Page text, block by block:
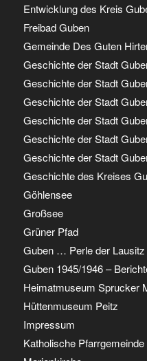
Entwicklung des Kreis
Freibad Guben
Gemeinde Des Guten
Geschichte der Stadt
Geschichte der Stadt
Geschichte der Stadt
Geschichte der Stadt
Geschichte der Stadt
Geschichte der Stadt
Geschichte des Kreises
Göhlensee
Großsee
Grüner Pfad
Guben … Perle der Lausitz
Guben 1945/1946 –
Heimatmuseum Sprucker
Hüttenmuseum Peitz
Impressum
Katholische Pfarrgemeinde